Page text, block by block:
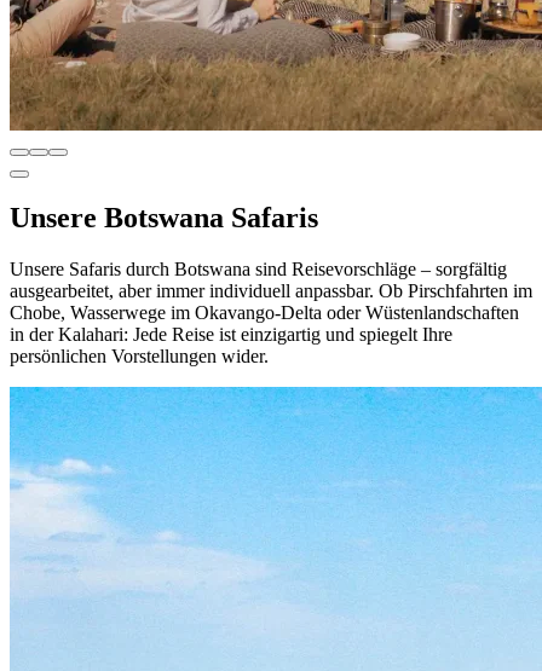
Unsere Botswana Safaris
Unsere Safaris durch Botswana sind Reisevorschläge – sorgfältig
ausgearbeitet, aber immer individuell anpassbar. Ob Pirschfahrten im
Chobe, Wasserwege im Okavango-Delta oder Wüstenlandschaften
in der Kalahari: Jede Reise ist einzigartig und spiegelt Ihre
persönlichen Vorstellungen wider.